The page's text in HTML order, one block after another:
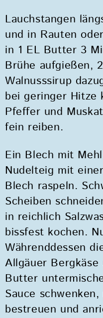
Lauchstangen
und in Rauten
in 1 EL Butter 3
Brühe aufgießen,
Walnusssirup
bei geringer Hitze
Pfeffer und
fein reiben.
Ein Blech mit
Nudelteig mit
Blech raspeln.
Scheiben
in reichlich
bissfest kochen.
Währenddessen
Allgäuer
Butter
Sauce
bestreuen und